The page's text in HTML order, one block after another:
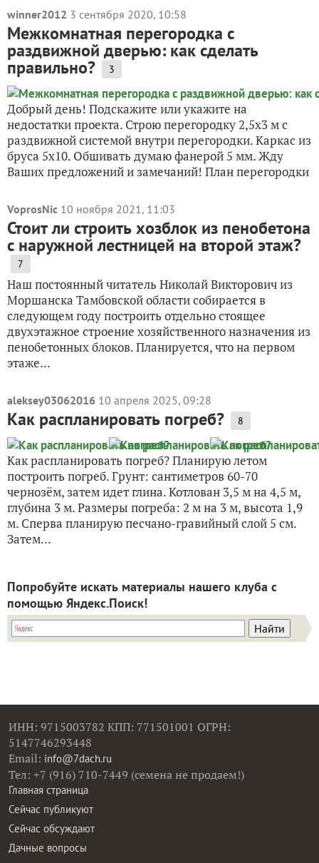
winner2012 3 сентября 2020, 10:58
Межкомнатная перегородка с
раздвижной дверью: как сделать
правильно? 3
Добрый день! Подскажите или укажите на
недостатки проекта. Строю перегородку 2,5х3 м с
раздвижной системой внутри перегородки. Каркас из
бруса 5х10. Обшивать думаю фанерой 5 мм. Жду
Ваших предложений и замечаний! План перегородки
VoprosNic 10 ноября 2021, 11:03
Стоит ли строить хозблок из пенобетона
с наружной лестницей на второй этаж?
7
Наш постоянный читатель Николай Викторович из
Моршанска Тамбовской области собирается в
следующем году построить отдельно стоящее
двухэтажное строение хозяйственного назначения из
пенобетонных блоков. Планируется, что на первом
этаже...
aleksey03062016 10 апреля 2025, 09:28
Как распланировать погреб? 8
Как распланировать погреб? Планирую летом
построить погреб. Грунт: сантиметров 60-70
чернозём, затем идет глина. Котлован 3,5 м на 4,5 м,
глубина 3 м. Размеры погреба: 2 м на 3 м, высота 1,9
м. Сперва планирую песчано-гравийный слой 5 см.
Затем...
Попробуйте искать материалы нашего клуба с
помощью Яндекс.Поиск!
ИНН: 9715003782 КПП: 771501001 ОГРН:
5147746293448
Email: info@7dach.ru
Тел: +7 (916) 710-7449 (семена не продаем!)
Главная страница
Сейчас публикуют
Сейчас обсуждают
Дачные вопросы